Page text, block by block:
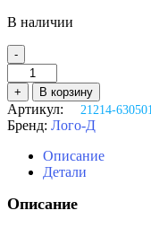
В наличии
-
Количество
товара
Замок
багажника
LADA
21214
малошумный
Д
+ В корзину
Артикул: 21214-
Бренд: Лого-Д
Описание
Детали
Описание